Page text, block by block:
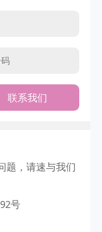
联系我们
题，请速与我们
号